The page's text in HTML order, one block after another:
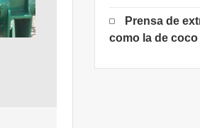
Prensa de
como la de coco